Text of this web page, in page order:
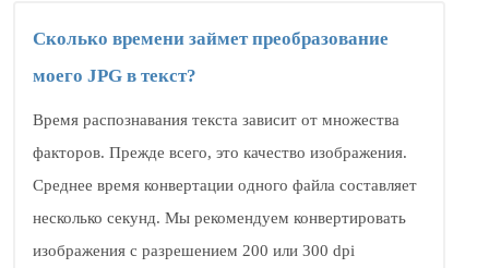
Сколько времени займет преобразование
моего JPG в текст?
Время распознавания текста зависит от множества
факторов. Прежде всего, это качество изображения.
Среднее время конвертации одного файла составляет
несколько секунд. Мы рекомендуем конвертировать
изображения с разрешением 200 или 300 dpi